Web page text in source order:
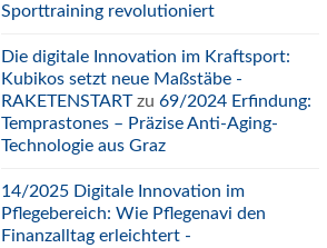
Sporttraining revolutioniert
Die digitale Innovation im Kraftsport:
Kubikos setzt neue Maßstäbe -
RAKETENSTARTzu 69/2024 Erfindung:
Temprastones – Präzise Anti-Aging-
Technologie aus Graz
14/2025 Digitale Innovation im
Pflegebereich: Wie Pflegenavi den
Finanzalltag erleichtert -